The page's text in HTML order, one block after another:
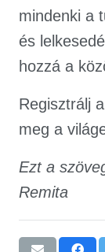
mindenki a
és
hozzá a
Regisztrálj
meg a
Ezt a
Remita